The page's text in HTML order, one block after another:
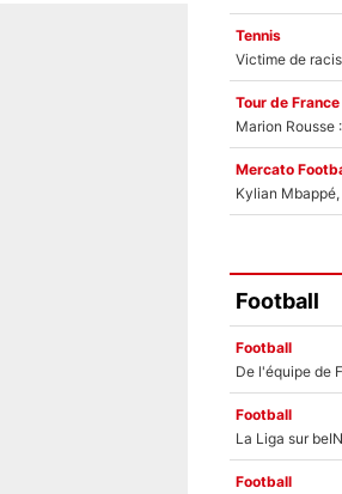
Tennis
Tour de France
Marion Rousse
Mercato
Kylian
Football
Football
Football
Football